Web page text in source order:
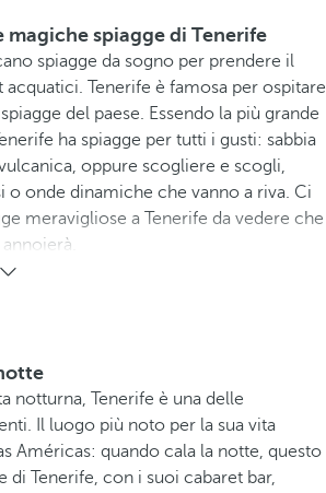
magiche spiagge di Tenerife
spiagge da sogno per prendere il
Tenerife è famosa per ospitare
del paese. Essendo la più grande
ha spiagge per tutti i gusti: sabbia
oppure scogliere e scogli,
o onde dinamiche che vanno a riva. Ci
meravigliose a Tenerife da vedere che
notturna, Tenerife è una delle
Il luogo più noto per la sua vita
Américas: quando cala la notte, questo
di Tenerife, con i suoi cabaret bar,